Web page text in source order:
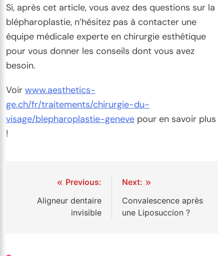
Si, après cet article, vous avez des questions sur la
blépharoplastie, n’hésitez pas à contacter une
équipe médicale experte en chirurgie esthétique
pour vous donner les conseils dont vous avez
besoin.
Voir www.aesthetics-
ge.ch/fr/traitements/chirurgie-du-
visage/blepharoplastie-geneve pour en savoir plus
!
NavigationPrevious:
Aligneur dentaire
invisible
Next:
Convalescence après
une Liposuccion ?